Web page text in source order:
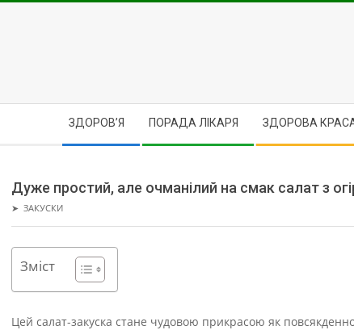
ЗДОРОВ’Я ПОРАДА ЛІКАРЯ ЗДОРОВА
Дуже простий, але очманілий на смак салат з
➤ ЗАКУСКИ
Зміст
Цей салат-закуска стане чудовою прикрасою як